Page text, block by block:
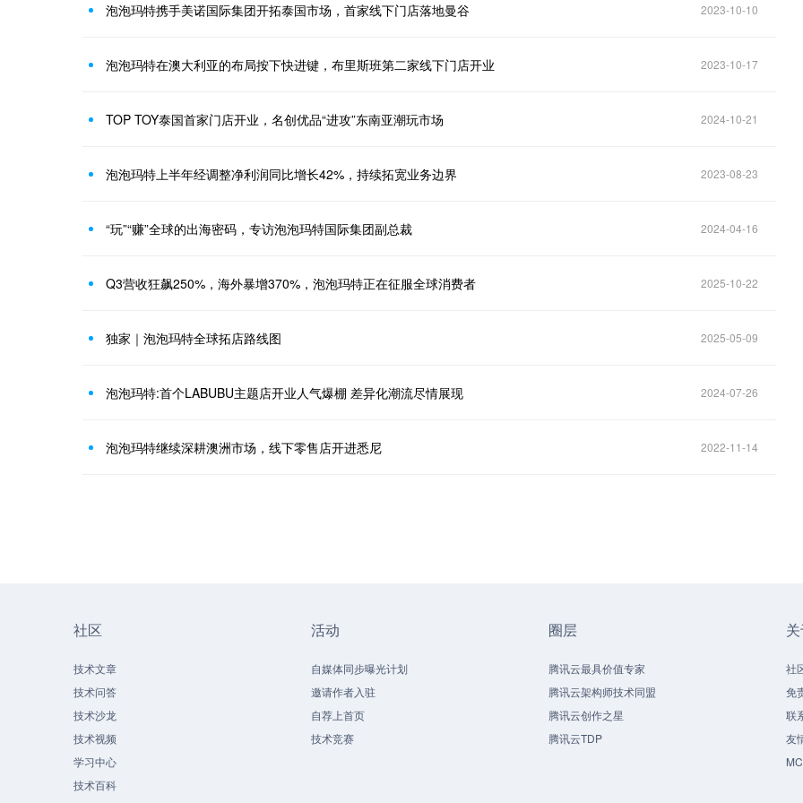
泡泡玛特携手美诺国际集团开拓泰国市场，首家线下门店落地曼谷 2023-10-10
泡泡玛特在澳大利亚的布局按下快进键，布里斯班第二家线下门店开业 2023-10-17
TOP TOY泰国首家门店开业，名创优品“进攻”东南亚潮玩市场 2024-10-21
泡泡玛特上半年经调整净利润同比增长42%，持续拓宽业务边界 2023-08-23
“玩”“赚”全球的出海密码，专访泡泡玛特国际集团副总裁 2024-04-16
Q3营收狂飙250%，海外暴增370%，泡泡玛特正在征服全球消费者 2025-10-22
独家｜泡泡玛特全球拓店路线图 2025-05-09
泡泡玛特:首个LABUBU主题店开业人气爆棚 差异化潮流尽情展现 2024-07-26
泡泡玛特继续深耕澳洲市场，线下零售店开进悉尼 2022-11-14
社区
技术文章
技术问答
技术沙龙
技术视频
学习中心
技术百科
活动
自媒体同步曝光计划
邀请作者入驻
自荐上首页
技术竞赛
圈层
腾讯云最具价值专家
腾讯云架构师技术同盟
腾讯云创作之星
腾讯云TDP
社
免
联
友